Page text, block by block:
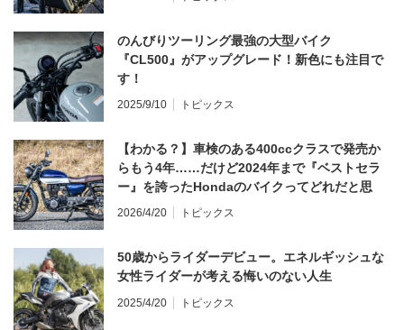
のんびりツーリング最強の大型バイク
『CL500』がアップグレード！新色にも注目で
す！
2025/9/10 トピックス
【わかる？】車検のある400ccクラスで発売か
らもう4年……だけど2024年まで『ベストセラ
ー』を誇ったHondaのバイクってどれだと思
う？
2026/4/20 トピックス
50歳からライダーデビュー。エネルギッシュな
女性ライダーが考える悔いのない人生
2025/4/20 トピックス